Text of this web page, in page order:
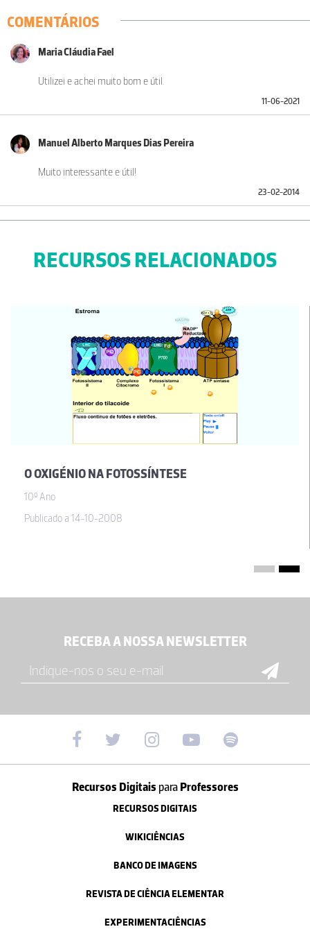
COMENTÁRIOS
Maria Cláudia Fael
Utilizei e achei muito bom e útil.
11-06-2021
Manuel Alberto Marques Dias Pereira
Muito interessante e útil!
23-02-2014
RECURSOS RELACIONADOS
O OXIGÉNIO NA FOTOSSÍNTESE
10º Ano
Publicado a 14-10-2008
RECEBA A NOSSA NEWSLETTER
Recursos Digitais paraProfessores
RECURSOS DIGITAIS
WIKICIÊNCIAS
BANCO DE IMAGENS
REVISTA DE CIÊNCIA ELEMENTAR
EXPERIMENTACIÊNCIAS